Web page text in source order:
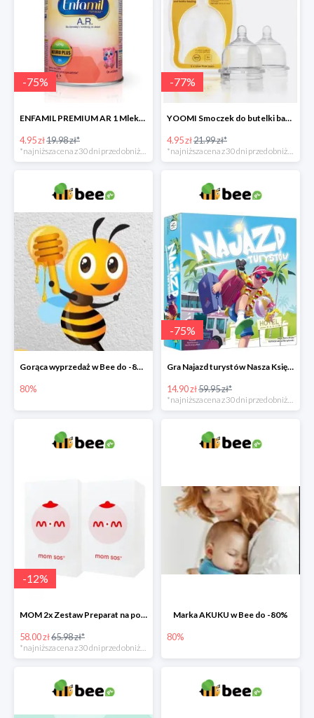
-75%
ENFAMIL PREMIUM AR 1 Mleko początkowe dla niemowląt -75%
4.95 zł19.98 zł*
*najniższa cena z 30 dni przed obniżką
-77%
YOOMI Smoczek do butelki bardzo wolny przepływ 0 m+ 2 szt. -77%
4.95 zł21.99 zł*
*najniższa cena z 30 dni przed obniżką
Gorąca wyprzedaż w Bee do -80%
80%
-75%
Gra Najazd turystów Nasza Księgarnia -75%
14.90 zł59.95 zł*
-12%
MOM 2x Zestaw Preparat na poprawę laktacji na mleku słodowym -12%
58.00 zł65.98 zł*
*najniższa cena z 30 dni przed obniżką
Marka AKUKU w Bee do -80%
80%